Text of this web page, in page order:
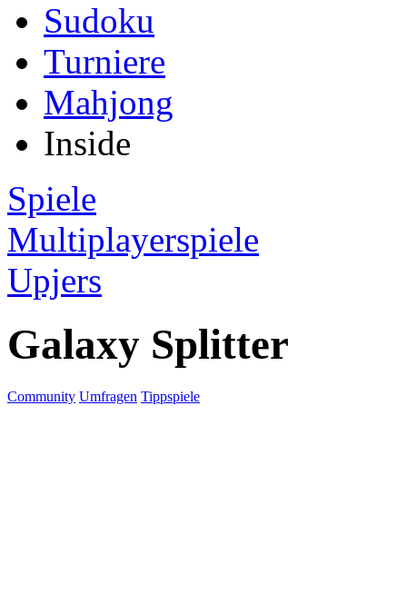
Sudoku
Turniere
Mahjong
Inside
Spiele
Multiplayerspiele
Upjers
Galaxy Splitter
Community Umfragen Tippspiele